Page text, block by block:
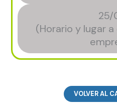
25/
(Horario y lugar
VOLVER AL